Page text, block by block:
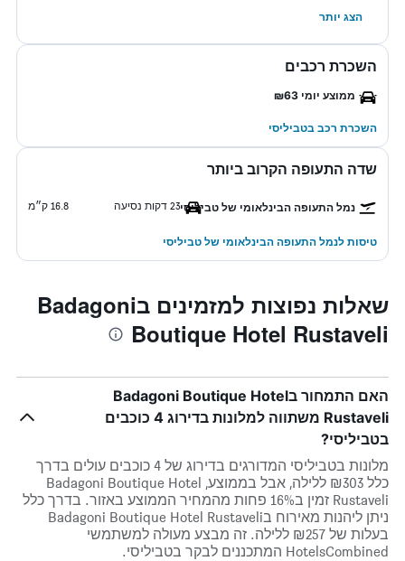
הצג יותר
השכרת רכבים
ממוצע יומי ₪63
השכרת רכב בטביליסי
שדה התעופה הקרוב ביותר
נמל התעופה הבינלאומי של טביליסי23 דקות נסיעה 16.8 ק״מ
טיסות לנמל התעופה הבינלאומי של טביליסי
שאלות נפוצות למזמינים בBadagoni
Boutique Hotel Rustaveli
האם התמחור בBadagoni Boutique Hotel
Rustaveli משתווה למלונות בדירוג 4 כוכבים
בטביליסי?
מלונות בטביליסי המדורגים בדירוג של 4 כוכבים עולים בדרך
כלל ₪303 ללילה, אבל בממוצע, Badagoni Boutique Hotel
Rustaveli זמין ב16% פחות מהמחיר הממוצע באזור. בדרך כלל
ניתן ליהנות מאירוח בBadagoni Boutique Hotel Rustaveli
בעלות של ₪257 ללילה. זה מבצע מעולה למשתמשי
HotelsCombined המתכננים לבקר בטביליסי.